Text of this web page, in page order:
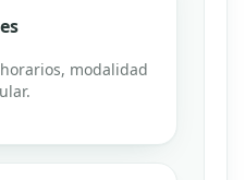
modalidad